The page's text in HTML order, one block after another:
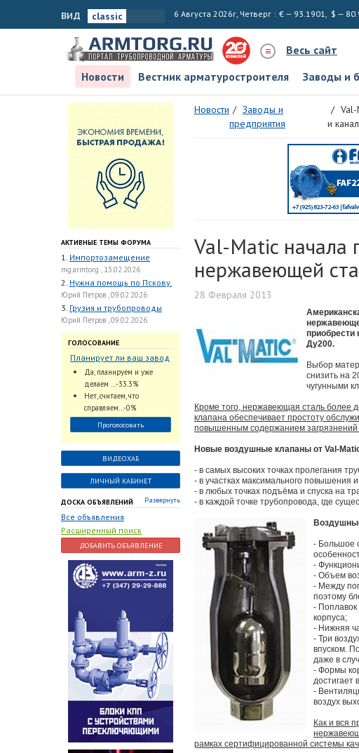
вид 6 Августа 2026г, Четверг € — 93.1901, $ —
Весь сайт
Новости
Вестник арматуростроителя Заводы и
АКТИВНЫЕ ТЕМЫ ФОРУМА
1. Импортозамещение
mg.armtorg , 13.02.2026
2. Нужна помощь по Пскову.
Юрий Петров , 09.02.2026
3. Грузия и трубопроводы
Юрий Петров , 09.02.2026
ГОЛОСОВАНИЕ
Планирует ли ваш завод
использовать
промышленный
интеллект и цифровые
заказы для ускорения
обработки заказов и
оперативной отгрузки
продукции конечному
потребителю?
Да, планируем и уже
делаем ...-33.3%
Нет, считаем, что
справляем...-0%
Проголосовать
ВИДЕОХАБ
ЛИЧНЫЙ КАБИНЕТ
ДОСКА ОБЪЯВЛЕНИЙ Развернуть
Все объявления
Расширенный поиск
ДОБАВИТЬ ОБЪЯВЛЕНИЕ
Новости
Заводы и
предприятия
и
Val-Matic начала
нержавеющей
28 Февраля 2013
Ду200.
Выбор
снизить на
чугунными
Кроме того, нержавеющая сталь более
клапана обеспечивает простоту
повышенным содержанием загрязнений
Новые воздушные клапаны от Val-
- в самых высоких точках пролегания
- в участках максимального повышения
- в любых точках подъёма и спуска на
- в каждой точке трубопровода, где
- Большое
-
- Объем
- Между
поэтому
- Поплавок
корпуса;
- Нижняя
- Три
впуском.
даже в
- Формы
достигает
-
воздух
Как и вся
рамках сертифицированной системы